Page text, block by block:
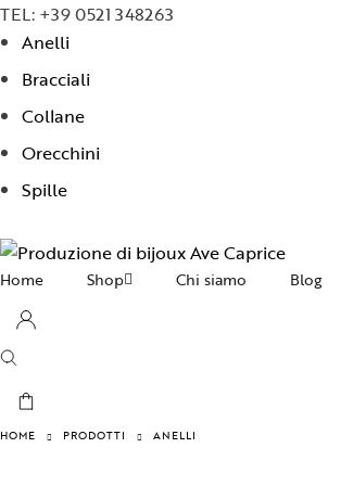
TEL: +39 0521 348263
Anelli
Bracciali
Collane
Orecchini
Spille
Home Shop Chi siamo Blog
HOME PRODOTTI ANELLI